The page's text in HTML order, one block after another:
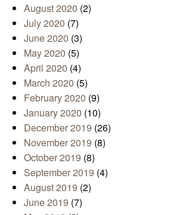
August 2020 (2)
July 2020 (7)
June 2020 (3)
May 2020 (5)
April 2020 (4)
March 2020 (5)
February 2020 (9)
January 2020 (10)
December 2019 (26)
November 2019 (8)
October 2019 (8)
September 2019 (4)
August 2019 (2)
June 2019 (7)